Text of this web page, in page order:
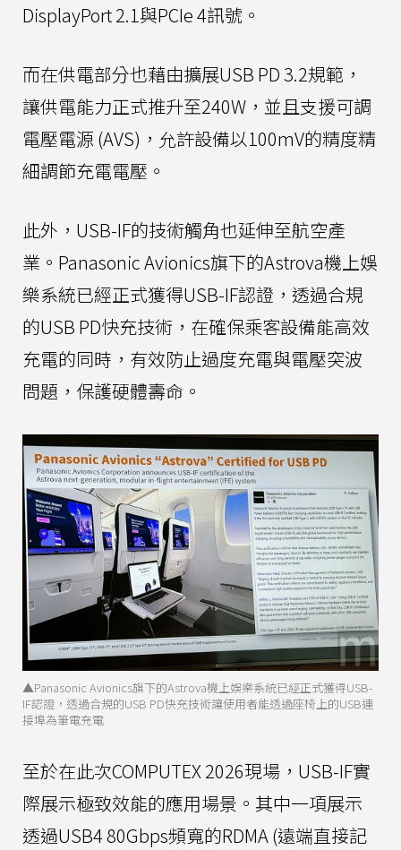
DisplayPort 2.1與PCIe 4訊號。
而在供電部分也藉由擴展USB PD 3.2規範，
讓供電能力正式推升至240W，並且支援可調
電壓電源 (AVS)，允許設備以100mV的精度精
細調節充電電壓。
此外，USB-IF的技術觸角也延伸至航空產
業。Panasonic Avionics旗下的Astrova機上娛
樂系統已經正式獲得USB-IF認證，透過合規
的USB PD快充技術，在確保乘客設備能高效
充電的同時，有效防止過度充電與電壓突波
問題，保護硬體壽命。
▲Panasonic Avionics旗下的Astrova機上娛樂系統已經正式獲得USB-
IF認證，透過合規的USB PD快充技術讓使用者能透過座椅上的USB連
接埠為筆電充電
至於在此次COMPUTEX 2026現場，USB-IF實
際展示極致效能的應用場景。其中一項展示
透過USB4 80Gbps頻寬的RDMA (遠端直接記